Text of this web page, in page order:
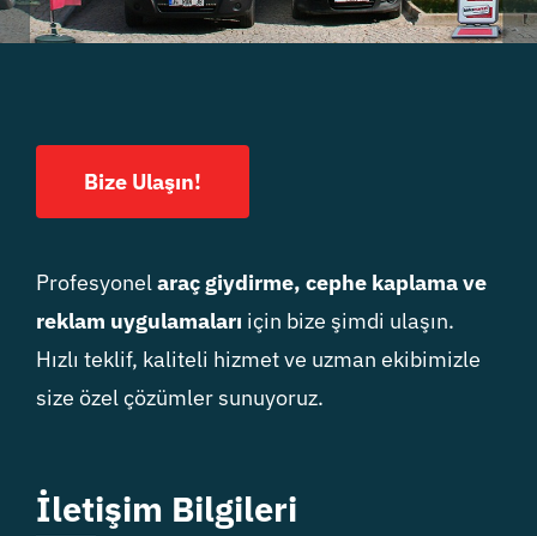
Bize Ulaşın!
Profesyonelaraç giydirme, cephe kaplama ve
reklam uygulamaları için bize şimdi ulaşın.
Hızlı teklif, kaliteli hizmet ve uzman ekibimizle
size özel çözümler sunuyoruz.
İletişim Bilgileri